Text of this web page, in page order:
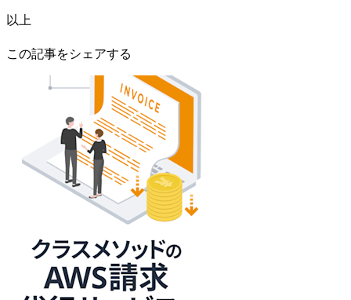
以上
この記事をシェアする